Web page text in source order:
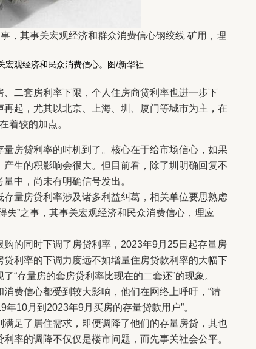
其事关宏观经济和群众消费信心钢绞线 矿用，理
观经济和民众消费信心。图/新华社
二套房利率下限，个人住房商贷利率也进一步下
起，尤其以北京、上海、圳、厦门等城市为主，在
着较的加点。
房贷利率的时机到了。核心在于给市场信心，如果
生的积影响会很大。但目前看，除了圳明确回复不
中，尚未有明确信号发出。
房贷利率涉及诸多利益纠葛，相关单位要思熟虑
失”之事，其事关宏观经济和民众消费信心，理应
的同时下调了房贷利率，2023年9月25日起存量房
利率的下调力度远不如增量住房贷款利率的大幅下
“存量房的套房贷利率比现在的二套还”的现象。
信心都受到较大影响，他们在网络上呼吁，“请
10月到2023年9月买房的存量贷款用户”。
足了居住需求，即便调降了他们的存量房贷，其也
率的调降不仅仅是楼市问题，而先事关社会公平。